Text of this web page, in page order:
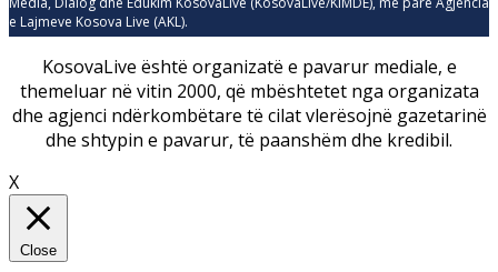
e Lajmeve Kosova Live (AKL).
KosovaLive është organizatë e pavarur mediale, e
themeluar në vitin 2000, që mbështetet nga organizata
dhe agjenci ndërkombëtare të cilat vlerësojnë gazetarinë
dhe shtypin e pavarur, të paanshëm dhe kredibil.
X
Close